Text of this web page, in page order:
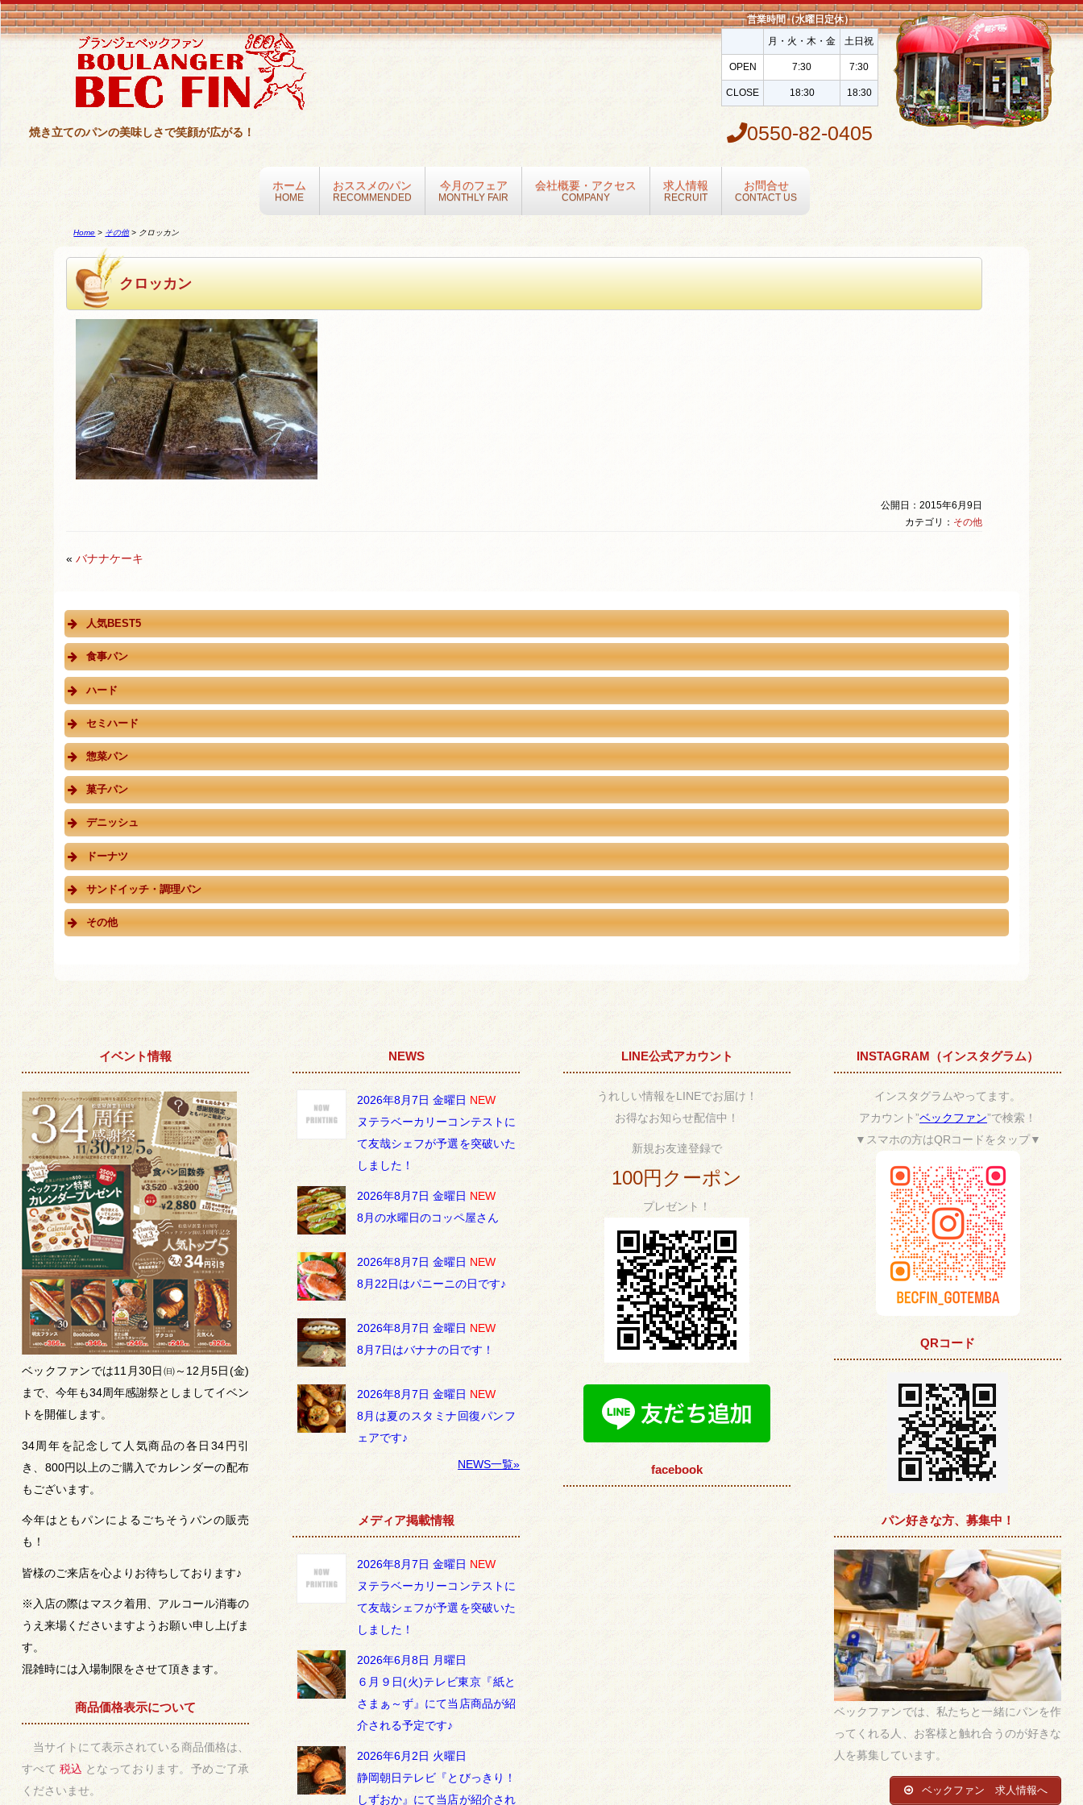
焼き立てのパンの美味しさで笑顔が広がる！
営業時間（水曜日定休）
月・火・木・金 土日祝
OPEN 7:30 7:30
CLOSE 18:30 18:30
0550-82-0405
ホーム
HOME
おススメのパン
RECOMMENDED
今月のフェア
MONTHLY FAIR
会社概要・アクセス
COMPANY
求人情報
RECRUIT
お問合せ
CONTACT US
Home > その他> クロッカン
クロッカン
公開日：2015年6月9日
カテゴリ： その他
«バナナケーキ
人気BEST5
食事パン
ハード
セミハード
惣菜パン
菓子パン
デニッシュ
ドーナツ
サンドイッチ・調理パン
その他
イベント情報
ベックファンでは11月30日㈰～12月5日(金)
まで、今年も34周年感謝祭としましてイベン
トを開催します。
34周年を記念して人気商品の各日34円引
き、800円以上のご購入でカレンダーの配布
もございます。
今年はともパンによるごちそうパンの販売
も！
皆様のご来店を心よりお待ちしております♪
※入店の際はマスク着用、アルコール消毒の
うえ来場くださいますようお願い申し上げま
す。
混雑時には入場制限をさせて頂きます。
商品価格表示について
当サイトにて表示されている商品価格は、
すべて 税込 となっております。予めご了承
くださいませ。
NEWS
2026年8月7日 金曜日 NEW
ヌテラベーカリーコンテストに
て友哉シェフが予選を突破いた
しました！
2026年8月7日 金曜日 NEW
8月の水曜日のコッペ屋さん
2026年8月7日 金曜日 NEW
8月22日はパニーニの日です♪
2026年8月7日 金曜日 NEW
8月7日はバナナの日です！
2026年8月7日 金曜日 NEW
8月は夏のスタミナ回復パンフ
ェアです♪
NEWS一覧»
メディア掲載情報
2026年8月7日 金曜日 NEW
ヌテラベーカリーコンテストに
て友哉シェフが予選を突破いた
しました！
2026年6月8日 月曜日
６月９日(火)テレビ東京『紙と
さまぁ～ず』にて当店商品が紹
介される予定です♪
2026年6月2日 火曜日
静岡朝日テレビ『とびっきり！
しずおか』にて当店が紹介され
LINE公式アカウント
うれしい情報をLINEでお届け！
お得なお知らせ配信中！
新規お友達登録で
100円クーポン
プレゼント！
facebook
INSTAGRAM（インスタグラム）
インスタグラムやってます。
アカウント”ベックファン”で検索！
▼スマホの方はQRコードをタップ▼
QRコード
パン好きな方、募集中！
ベックファンでは、私たちと一緒にパンを作
ってくれる人、お客様と触れ合うのが好きな
人を募集しています。
ベックファン 求人情報へ